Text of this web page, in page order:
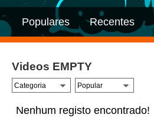
Populares Recentes
Videos EMPTY
Nenhum registo encontrado!